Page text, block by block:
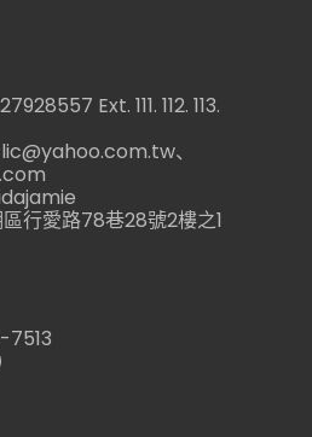
Ext. 111. 112. 113.
、
行愛路78巷28號2樓之1
7513